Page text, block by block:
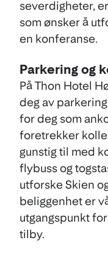
severdigheter,
som ønsker å
en konferanse.
Parkering og
På Thon Hotel
deg av
for deg som
foretrekker
gunstig til med
flybuss og
utforske Skien
beliggenhet er
utgangspunkt
tilby.